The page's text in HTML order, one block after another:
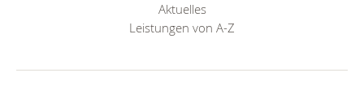
Aktuelles
Leistungen von A-Z